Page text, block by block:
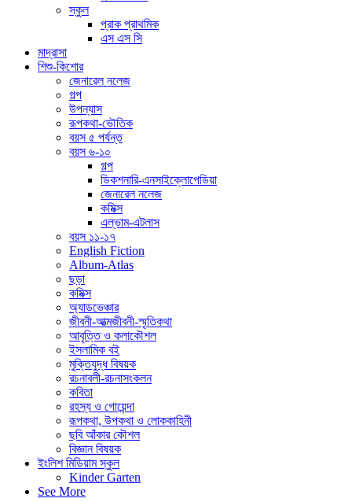
স্কুল
প্রাক প্রাথমিক
এস এস সি
মাদ্রাসা
শিশু-কিশোর
জেনারেল নলেজ
গল্প
উপন্যাস
রূপকথা-ভৌতিক
বয়স ৫ পর্যন্ত
বয়স ৬-১০
গল্প
ডিকশনারি-এনসাইক্লোপেডিয়া
জেনারেল নলেজ
কমিক্স
এল্ভাম-এটলাস
বয়স ১১-১৭
English Fiction
Album-Atlas
ছড়া
কমিক্স
অ্যাডভেঞ্চার
জীবনী-আত্মজীবনী-স্মৃতিকথা
আবৃত্তি ও কলাকৌশল
ইসলামিক বই
মুক্তিযুদ্ধ বিষয়ক
রচনাবলী-রচনাসংকলন
কবিতা
রহস্য ও গোয়েন্দা
রূপকথা, উপকথা ও লোককাহিনী
ছবি আঁকার কৌশল
বিজ্ঞান বিষয়ক
ইংলিশ মিডিয়াম স্কুল
Kinder Garten
See More